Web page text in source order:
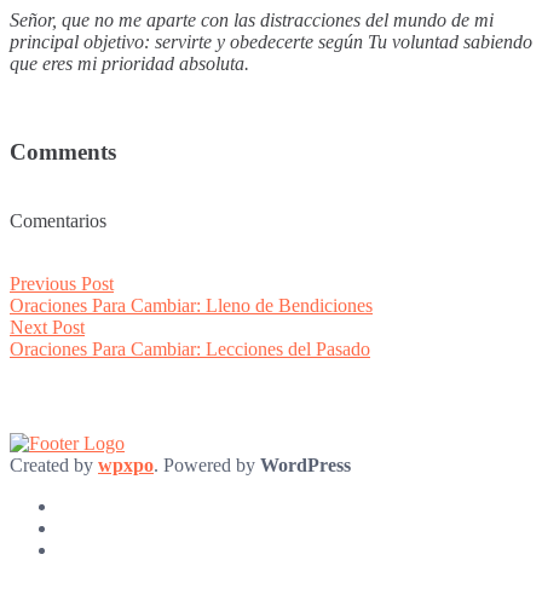
Señor, que no me aparte con las distracciones del mundo de mi
principal objetivo: servirte y obedecerte según Tu voluntad sabiendo
que eres mi prioridad absoluta.
Comments
Comentarios
Post
navigation
Previous PostPrevious
post:
Oraciones Para Cambiar: Lleno de Bendiciones
Next PostNext
post:
Oraciones Para Cambiar: Lecciones del Pasado
Created by wpxpo. Powered by WordPress